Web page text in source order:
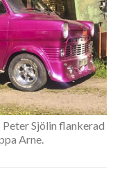
Sjölin flankerad
Arne.